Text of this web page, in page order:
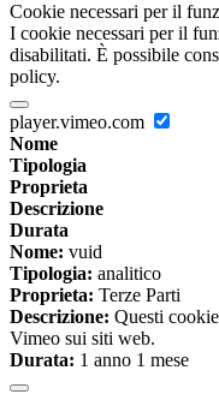
Cookie necessari per il
I cookie necessari per il
disabilitati. È possibile
policy.
player.vimeo.com
Nome
Tipologia
Proprieta
Descrizione
Durata
Nome: vuid
Tipologia: analitico
Proprieta: Terze Parti
Descrizione: Questi
Vimeo sui siti web.
Durata: 1 anno 1 mese